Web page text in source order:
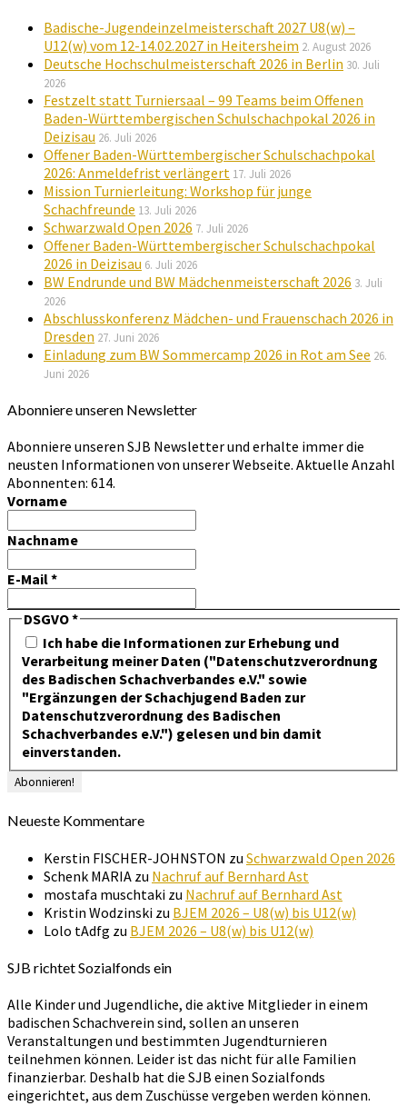
Badische-Jugendeinzelmeisterschaft 2027 U8(w) –
U12(w) vom 12-14.02.2027 in Heitersheim 2. August 2026
Deutsche Hochschulmeisterschaft 2026 in Berlin 30. Juli
2026
Festzelt statt Turniersaal – 99 Teams beim Offenen
Baden-Württembergischen Schulschachpokal 2026 in
Deizisau 26. Juli 2026
Offener Baden-Württembergischer Schulschachpokal
2026: Anmeldefrist verlängert 17. Juli 2026
Mission Turnierleitung: Workshop für junge
Schachfreunde 13. Juli 2026
Schwarzwald Open 2026 7. Juli 2026
Offener Baden-Württembergischer Schulschachpokal
2026 in Deizisau 6. Juli 2026
BW Endrunde und BW Mädchenmeisterschaft 2026 3. Juli
2026
Abschlusskonferenz Mädchen- und Frauenschach 2026 in
Dresden 27. Juni 2026
Einladung zum BW Sommercamp 2026 in Rot am See 26.
Juni 2026
Abonniere unseren Newsletter
Abonniere unseren SJB Newsletter und erhalte immer die
neusten Informationen von unserer Webseite. Aktuelle Anzahl
Abonnenten: 614.
Vorname
Nachname
E-Mail*
DSGVO*
Ich habe die Informationen zur Erhebung und
Verarbeitung meiner Daten ("Datenschutzverordnung
des Badischen Schachverbandes e.V." sowie
"Ergänzungen der Schachjugend Baden zur
Datenschutzverordnung des Badischen
Schachverbandes e.V.") gelesen und bin damit
einverstanden.
Neueste Kommentare
Kerstin FISCHER-JOHNSTON zu Schwarzwald Open 2026
Schenk MARIA zu Nachruf auf Bernhard Ast
mostafa muschtaki zu Nachruf auf Bernhard Ast
Kristin Wodzinski zu BJEM 2026 – U8(w) bis U12(w)
Lolo tAdfg zu BJEM 2026 – U8(w) bis U12(w)
SJB richtet Sozialfonds ein
Alle Kinder und Jugendliche, die aktive Mitglieder in einem
badischen Schachverein sind, sollen an unseren
Veranstaltungen und bestimmten Jugendturnieren
teilnehmen können. Leider ist das nicht für alle Familien
finanzierbar. Deshalb hat die SJB einen Sozialfonds
eingerichtet, aus dem Zuschüsse vergeben werden können.